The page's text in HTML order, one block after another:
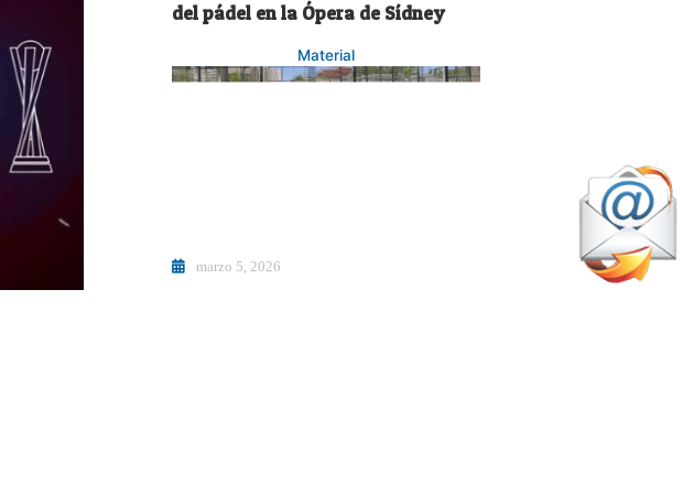
del pádel en la Ópera de Sídney
Material
marzo 5, 2026